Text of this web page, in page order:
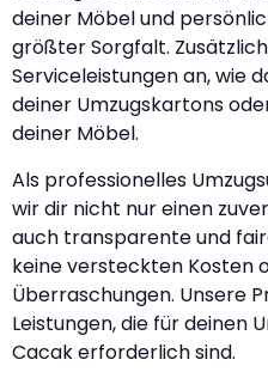
deiner Möbel und
größter Sorgfalt.
Serviceleistungen an, wie
deiner Umzugskartons
deiner Möbel.
Als professionelles
wir dir nicht nur einen
auch transparente und
keine versteckten Kosten
Überraschungen. Unsere
Leistungen, die für deinen
Cacak erforderlich sind.